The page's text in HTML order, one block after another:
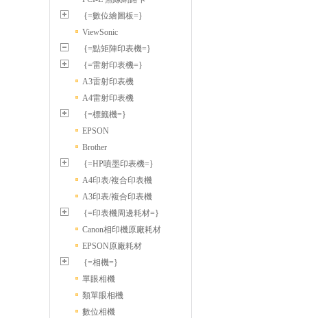
{=數位繪圖板=}
ViewSonic
{=點矩陣印表機=}
{=雷射印表機=}
A3雷射印表機
A4雷射印表機
{=標籤機=}
EPSON
Brother
{=HP噴墨印表機=}
A4印表/複合印表機
A3印表/複合印表機
{=印表機周邊耗材=}
Canon相印機原廠耗材
EPSON原廠耗材
{=相機=}
單眼相機
類單眼相機
數位相機